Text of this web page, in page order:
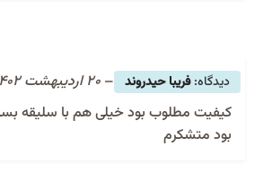
فریبا حیدروند – 20 اردیبهشت 1402
کیفیت مطلوب بود خیلی هم با سلیقه
بود متشکرم